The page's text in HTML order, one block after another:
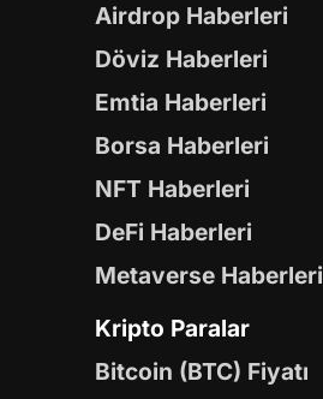
Airdrop Haberleri
Döviz Haberleri
Emtia Haberleri
Borsa Haberleri
NFT Haberleri
DeFi Haberleri
Metaverse Haberleri
Kripto Paralar
Bitcoin (BTC) Fiyatı